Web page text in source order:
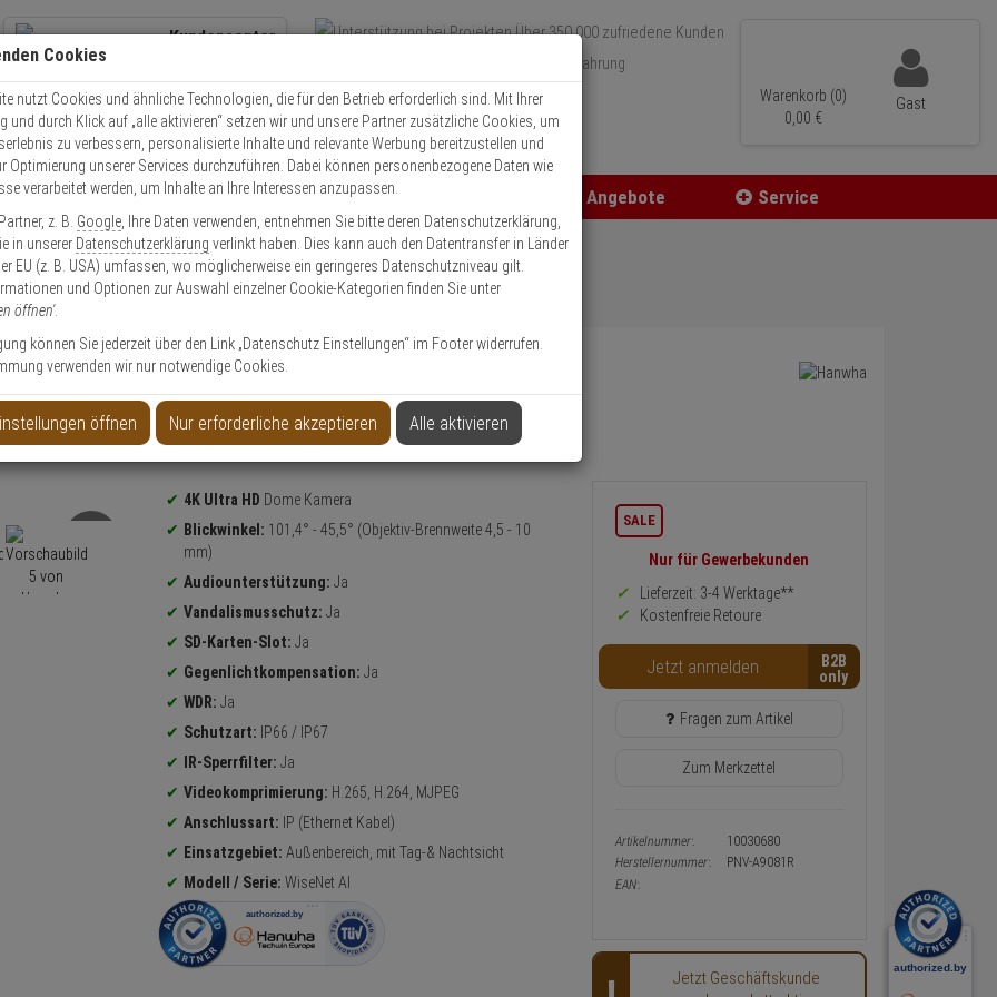
Kundencenter
Kontaktservice nutzen
Mo. - Do.: 8:00 - 16:30 Fr. 8:00 - 14:00 Uhr
Über 350.000 zufriedene Kunden
Über 15 Jahre Erfahrung
Schneller Versand
Warenkorb (0)
0, 00 €
Gast
Zutritt Einbruch Angebote Service
PNV-A9081R IP-Kamera 4K T/N IR PoE IP6K9K
T/N IR PoE IP6K9K
Produktinformationen
4K Ultra HD Dome Kamera
Blickwinkel: 101,4° - 45,5° (Objektiv-Brennweite 4,5 - 10
mm)
Audiounterstützung: Ja
Vandalismusschutz: Ja
SD-Karten-Slot: Ja
Gegenlichtkompensation: Ja
WDR: Ja
Schutzart: IP66 / IP67
IR-Sperrfilter: Ja
Videokomprimierung: H.265, H.264, MJPEG
Anschlussart: IP (Ethernet Kabel)
Einsatzgebiet: Außenbereich, mit Tag-& Nachtsicht
Modell / Serie: WiseNet AI
Informationen
zurück
Preis,
Verfügbakeit
und
Warenkorb-
oder
Konfigurieren-
Button
SALE
Nur für Gewerbekunden
Lieferzeit: 3-4 Werktage**
Kostenfreie Retoure
Jetzt anmelden B2B
Fragen zum Artikel
Zum Merkzettel
Artikelnummer:
10030680
Herstellernummer:
PNV-A9081R
EAN:
Jetzt Geschäftskunde
Cookies
nutzt Cookies und ähnliche Technologien, die für den Betrieb erforderlich sind. Mit Ihrer
und durch Klick auf „alle aktivieren“ setzen wir und unsere Partner zusätzliche Cookies, um
zu verbessern, personalisierte Inhalte und relevante Werbung bereitzustellen und
Optimierung unserer Services durchzuführen. Dabei können personenbezogene Daten wie
verarbeitet werden, um Inhalte an Ihre Interessen anzupassen.
z. B. Google , Ihre Daten verwenden, entnehmen Sie bitte deren Datenschutzerklärung,
in unserer Datenschutzerklärung verlinkt haben. Dies kann auch den Datentransfer in Länder
EU (z. B. USA) umfassen, wo möglicherweise ein geringeres Datenschutzniveau gilt.
und Optionen zur Auswahl einzelner Cookie-Kategorien finden Sie unter
öffnen'.
können Sie jederzeit über den Link „Datenschutz Einstellungen“ im Footer widerrufen.
verwenden wir nur notwendige Cookies.
öffnen Nur erforderliche akzeptieren Alle aktivieren